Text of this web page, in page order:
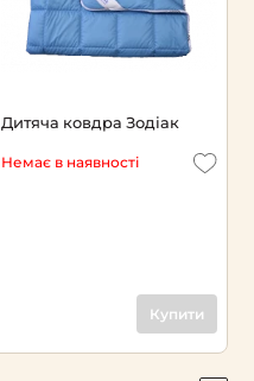
Дитяча ковдра Зодіак
Немає в наявності
Купити